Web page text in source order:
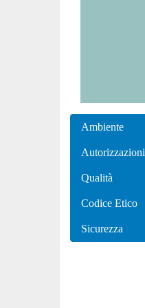
Ambiente
Autorizzazioni
Qualità
Codice Etico
Sicurezza